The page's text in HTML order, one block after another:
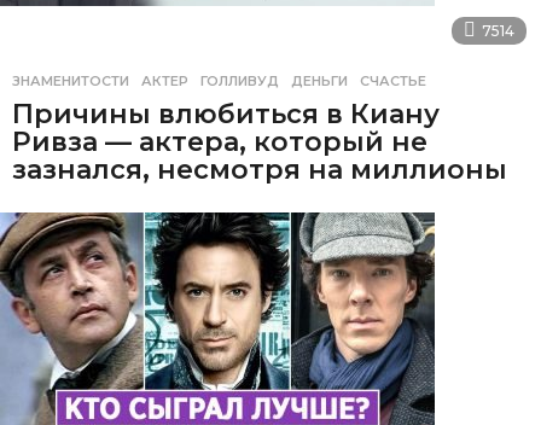
7514
ЗНАМЕНИТОСТИ АКТЕР ,ГОЛЛИВУД ,ДЕНЬГИ ,СЧАСТЬЕ
Причины влюбиться в Киану
Ривза — актера, который не
зазнался, несмотря на миллионы